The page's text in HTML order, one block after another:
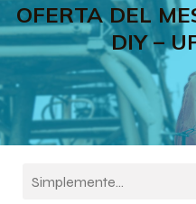
OFERTA DEL
DIY –